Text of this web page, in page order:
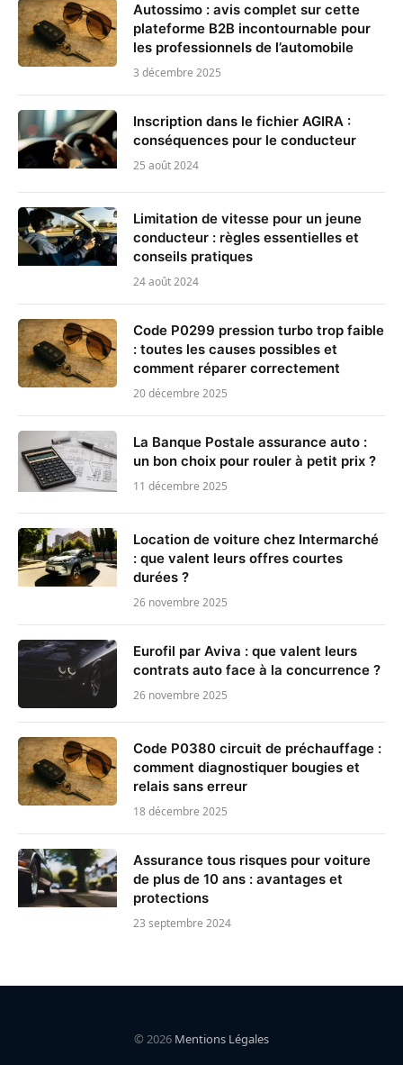
Autossimo : avis complet sur cette
plateforme B2B incontournable pour
les professionnels de l’automobile
3 décembre 2025
Inscription dans le fichier AGIRA :
conséquences pour le conducteur
25 août 2024
Limitation de vitesse pour un jeune
conducteur : règles essentielles et
conseils pratiques
24 août 2024
Code P0299 pression turbo trop faible
: toutes les causes possibles et
comment réparer correctement
20 décembre 2025
La Banque Postale assurance auto :
un bon choix pour rouler à petit prix ?
11 décembre 2025
Location de voiture chez Intermarché
: que valent leurs offres courtes
durées ?
26 novembre 2025
Eurofil par Aviva : que valent leurs
contrats auto face à la concurrence ?
26 novembre 2025
Code P0380 circuit de préchauffage :
comment diagnostiquer bougies et
relais sans erreur
18 décembre 2025
Assurance tous risques pour voiture
de plus de 10 ans : avantages et
protections
23 septembre 2024
© 2026 Mentions Légales